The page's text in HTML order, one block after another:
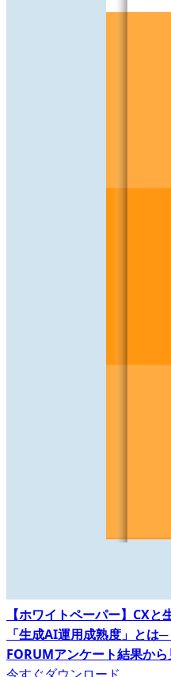
【ホワイトペーパー】CX
「生成AI運用成熟度」とは
FORUMアンケート結果から
今すぐダウンロード